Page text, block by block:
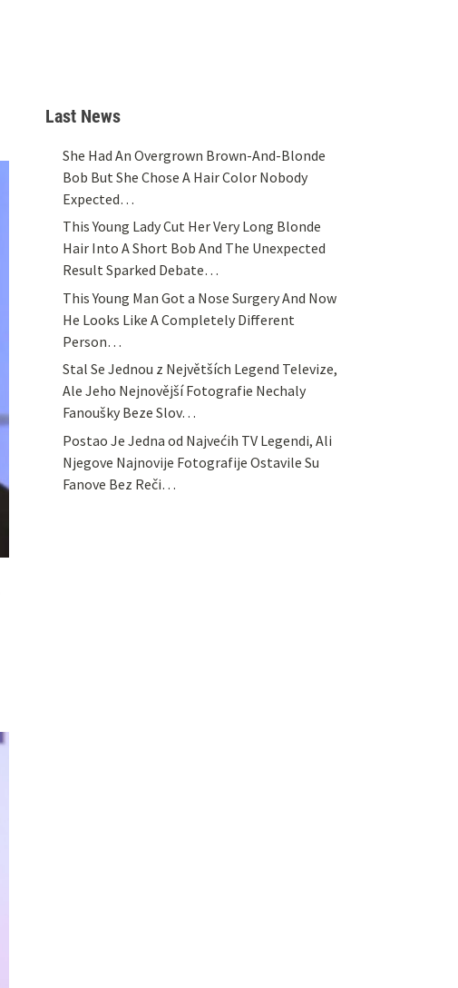
Last News
She Had An Overgrown Brown-And-Blonde
Bob But She Chose A Hair Color Nobody
Expected…
This Young Lady Cut Her Very Long Blonde
Hair Into A Short Bob And The Unexpected
Result Sparked Debate…
This Young Man Got a Nose Surgery And Now
He Looks Like A Completely Different
Person…
Stal Se Jednou z Největších Legend Televize,
Ale Jeho Nejnovější Fotografie Nechaly
Fanoušky Beze Slov…
Postao Je Jedna od Najvećih TV Legendi, Ali
Njegove Najnovije Fotografije Ostavile Su
Fanove Bez Reči…